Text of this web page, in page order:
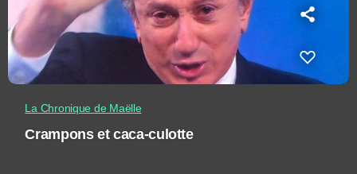
La Chronique de Maëlle
Crampons et caca-culotte